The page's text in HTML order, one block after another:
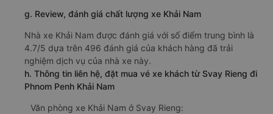
g. Review, đánh giá chất lượng xe Khải Nam
Nhà xe Khải Nam được đánh giá với số điểm trung bình là
4.7/5 dựa trên 496 đánh giá của khách hàng đã trải
nghiệm dịch vụ của nhà xe này.
h. Thông tin liên hệ, đặt mua vé xe khách từ Svay Rieng đi
Phnom Penh Khải Nam
Văn phòng xe Khải Nam ở Svay Rieng: